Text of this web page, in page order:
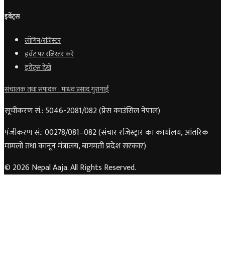
इवेंट्स
लॉगिन/रजिस्टर
इवेंट पर रजिस्टर करें
इवेंट्स देखें
संचालक तथा संपादक : माधव प्रसाद गुरागाईं
सूचीकरण सं.: 5046-2081/082 (प्रेस काउंसिल नेपाल)
पंजीकरण सं.: 00278/081–082 (संचार रजिस्ट्रार का कार्यालय, आंतरिक
मामलों तथा कानून मंत्रालय, बागमती प्रदेश सरकार)
© 2026 Nepal Aaja. All Rights Reserved.